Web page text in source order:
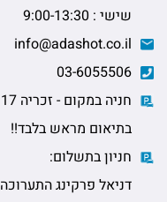
שישי : 9:00-13:30
חניה במקום - זכריה 17
בתיאום מראש בלבד!!
חניון בתשלום:
דניאל פרקינג התערוכה 3